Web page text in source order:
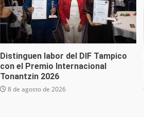
Distinguen labor del DIF Tampico
con el Premio Internacional
Tonantzin 2026
8 de agosto de 2026